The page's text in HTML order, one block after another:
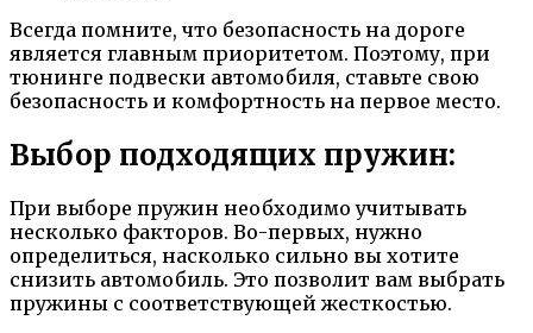
Всегда помните, что безопасность на дороге
является главным приоритетом. Поэтому, при
тюнинге подвески автомобиля, ставьте свою
безопасность и комфортность на первое место.
Выбор подходящих пружин:
При выборе пружин необходимо учитывать
несколько факторов. Во-первых, нужно
определиться, насколько сильно вы хотите
снизить автомобиль. Это позволит вам выбрать
пружины с соответствующей жесткостью.